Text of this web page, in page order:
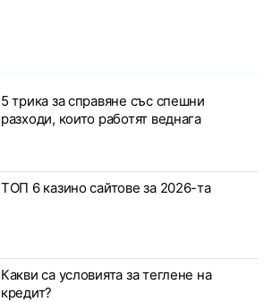
5 трика за справяне със спешни
разходи, които работят веднага
ТОП 6 казино сайтове за 2026-та
Какви са условията за теглене на
кредит?